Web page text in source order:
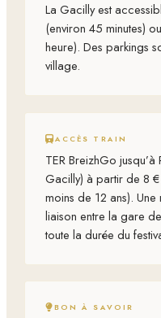
La Gacilly est
(environ 45 minutes)
heure). Des parkings
village.
ACCÈS TRAIN
TER BreizhGo
Gacilly) à partir de 8
moins de 12 ans).
liaison entre la gare
toute la durée du
BON À SAVOIR